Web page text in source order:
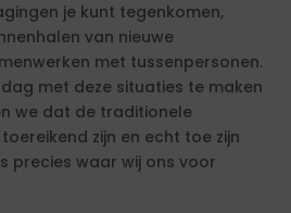
je kunt tegenkomen,
van nieuwe
met tussenpersonen.
met deze situaties te maken
we dat de traditionele
zijn en echt toe zijn
precies waar wij ons voor